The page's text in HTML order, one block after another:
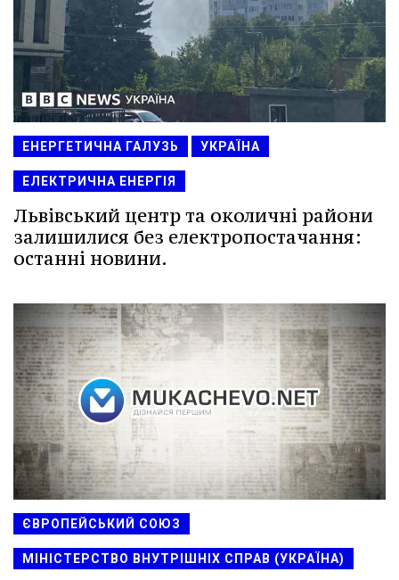
ЕНЕРГЕТИЧНА ГАЛУЗЬ УКРАЇНА
ЕЛЕКТРИЧНА ЕНЕРГІЯ
Львівський центр та околичні райони
залишилися без електропостачання:
останні новини.
ЄВРОПЕЙСЬКИЙ СОЮЗ
МІНІСТЕРСТВО ВНУТРІШНІХ СПРАВ (УКРАЇНА)